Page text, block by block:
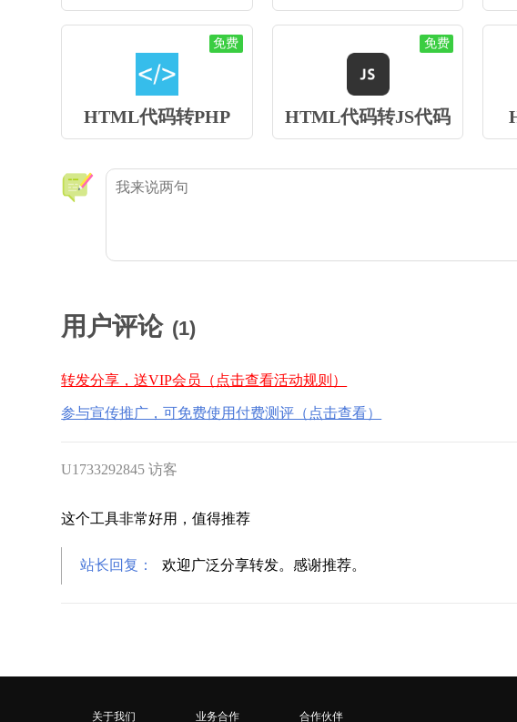
免费
HTML代码转PHP
免费
HTML代码转JS代码
用户评论 (1)
转发分享，送VIP会员（点击查看活动规则）
参与宣传推广，可免费使用付费测评（点击查看）
U1733292845 访客
这个工具非常好用，值得推荐
站长回复： 欢迎广泛分享转发。感谢推荐。
关于我们 业务合作 合作伙伴